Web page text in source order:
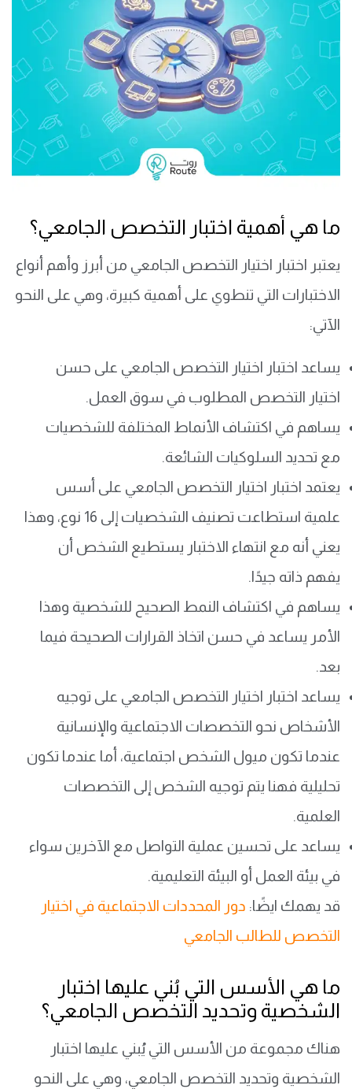
ما هي أهمية اختبار التخصص الجامعي؟
يعتبر اختبار اختيار التخصص الجامعي من أبرز وأهم أنواع
الاختبارات التي تنطوي على أهمية كبيرة، وهي على النحو
الآتي:
يساعد اختبار اختيار التخصص الجامعي على حسن
اختيار التخصص المطلوب في سوق العمل.
يساهم في اكتشاف الأنماط المختلفة للشخصيات
مع تحديد السلوكيات الشائعة.
يعتمد اختبار اختيار التخصص الجامعي على أسس
علمية استطاعت تصنيف الشخصيات إلى 16 نوع، وهذا
يعني أنه مع انتهاء الاختبار يستطيع الشخص أن
يفهم ذاته جيدًا.
يساهم في اكتشاف النمط الصحيح للشخصية وهذا
الأمر يساعد في حسن اتخاذ القرارات الصحيحة فيما
بعد.
يساعد اختبار اختيار التخصص الجامعي على توجيه
الأشخاص نحو التخصصات الاجتماعية والإنسانية
عندما تكون ميول الشخص اجتماعية، أما عندما تكون
تحليلية فهنا يتم توجيه الشخص إلى التخصصات
العلمية.
يساعد على تحسين عملية التواصل مع الآخرين سواء
في بيئة العمل أو البيئة التعليمية.
قد يهمك ايضًا: دور المحددات الاجتماعية في اختيار
التخصص للطالب الجامعي
ما هي الأسس التي بُني عليها اختبار
الشخصية وتحديد التخصص الجامعي؟
هناك مجموعة من الأسس التي يُبني عليها اختبار
الشخصية وتحديد التخصص الجامعي، وهي على النحو